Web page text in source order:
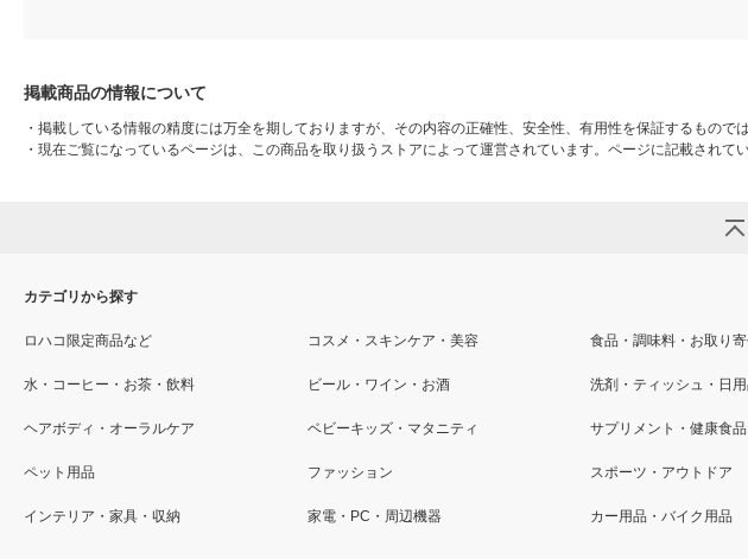
掲載商品の情報について
・ 掲載している情報の精度には万全を期しておりますが、その内容の正確性、安全性、有用性を保証するものでは
・ 現在ご覧になっているページは、この商品を取り扱うストアによって運営されています。ページに記載されて
カテゴリから探す
ロハコ限定商品など コスメ・スキンケア・美容 食品・調味料・お取り
水・コーヒー・お茶・飲料 ビール・ワイン・お酒 洗剤・ティッシュ・日
ヘアボディ・オーラルケア ベビーキッズ・マタニティ サプリメント・健康食品
ペット用品 ファッション スポーツ・アウトドア
インテリア・家具・収納 家電・PC・周辺機器 カー用品・バイク用品